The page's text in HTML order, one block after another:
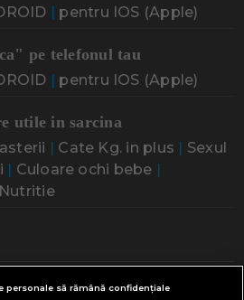
| pentru IOS (Apple)
pe telefonul tau
| pentru IOS (Apple)
utile in sarcina
| Cate Kg. in plus | Sexul
| Culoare ochi bebe |
Probleme cu sarcina
personale să rămână confidențiale